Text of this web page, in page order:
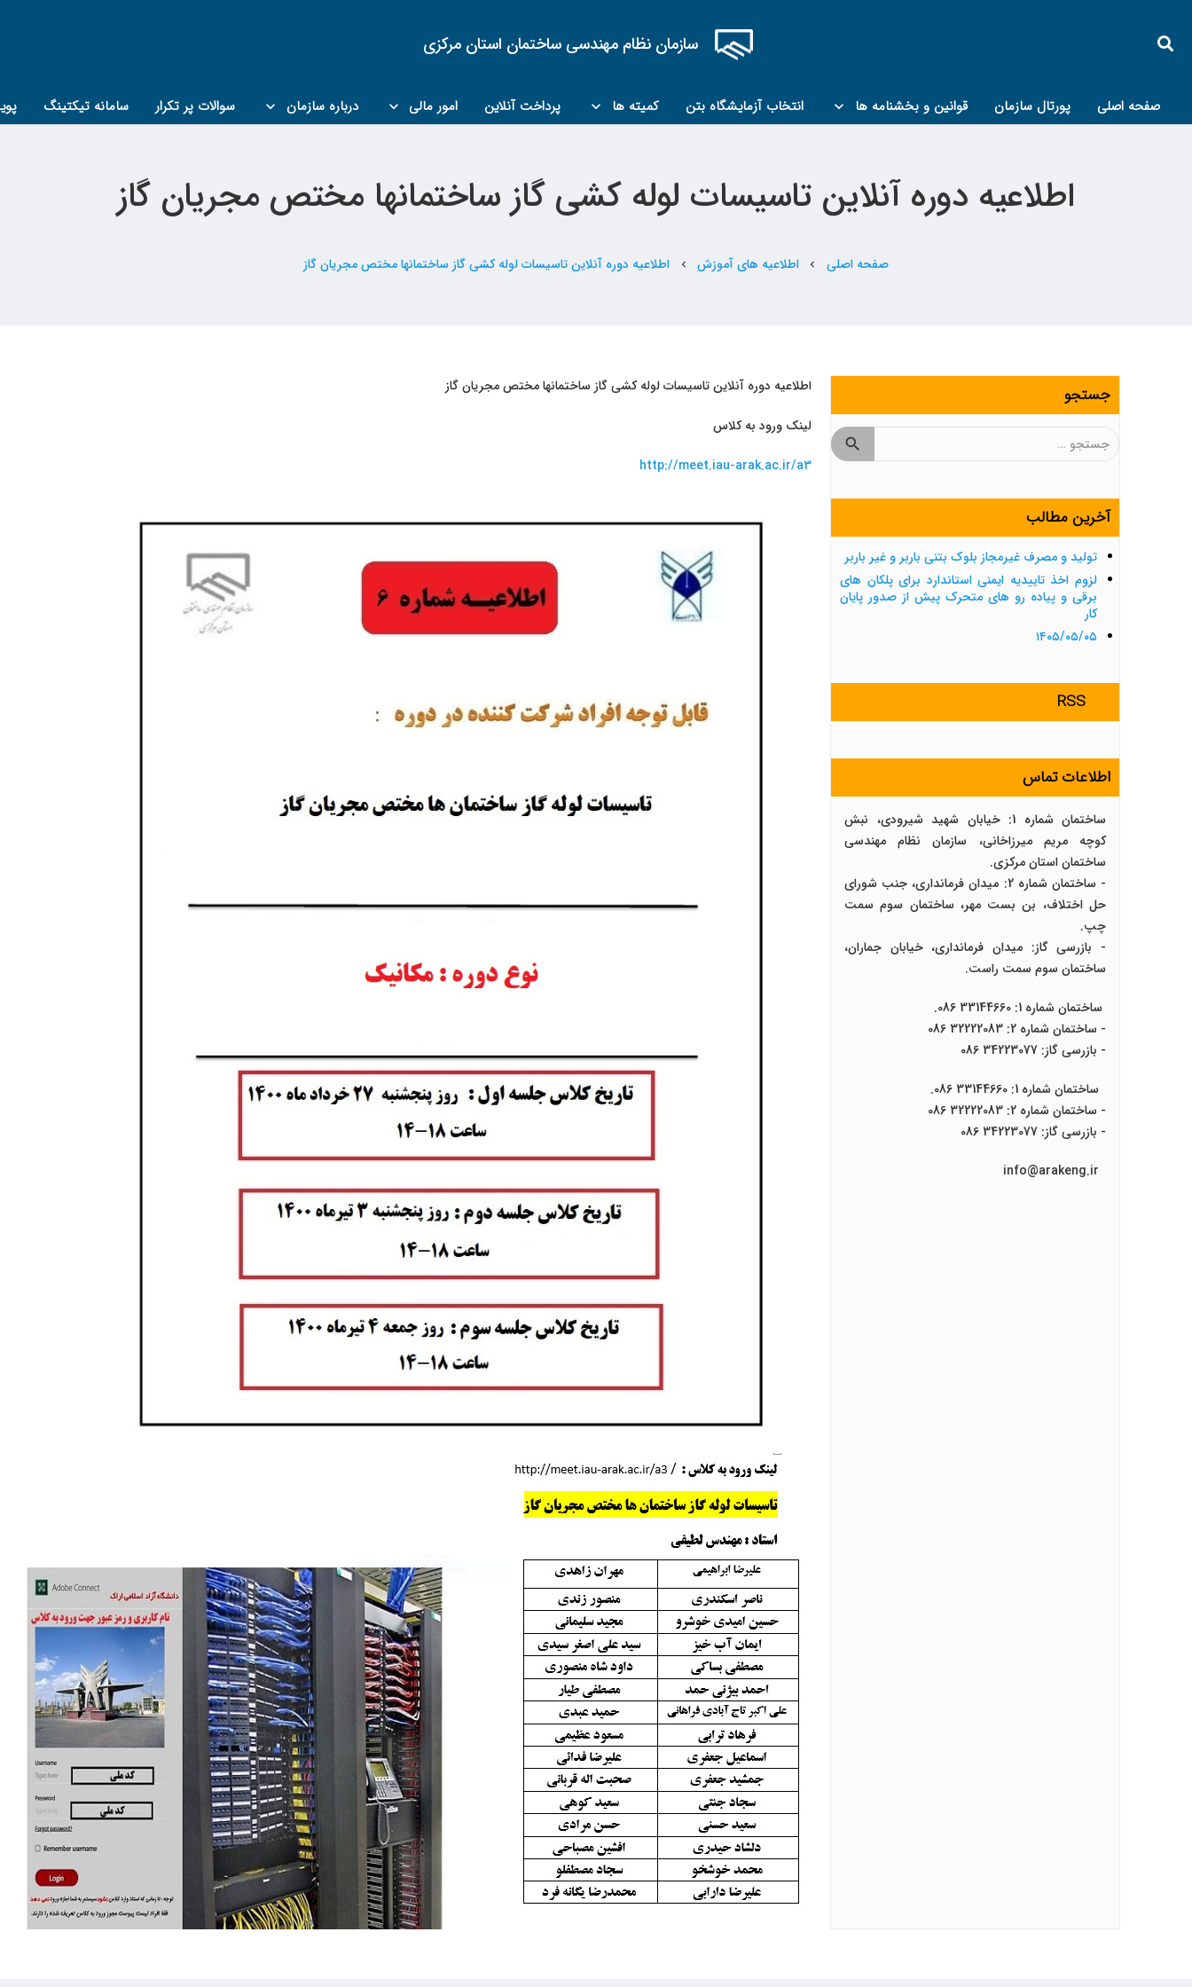
سازمان نظام مهندسی ساختمان استان مرکزی
صفحه اصلی پورتال سازمان قوانین و بخشنامه ها انتخاب آزمایشگاه بتن کمیته ها پرداخت آنلاین امور مالی درباره سازمان سوالات پر تکرار سامانه تیکتینگ
اطلاعیه دوره آنلاین تاسیسات لوله کشی گاز ساختمانها مختص مجریان گاز
صفحه اصلی chevron_left اطلاعیه های آموزش chevron_left اطلاعیه دوره آنلاین تاسیسات لوله کشی گاز ساختمانها مختص مجریان گاز
اطلاعیه دوره آنلاین تاسیسات لوله کشی گاز ساختمانها مختص مجریان گاز
لینک ورود به کلاس
http://meet.iau-arak.ac.ir/a3
جستجو
جستجو
آخرین مطالب
تولید و مصرف غیرمجاز بلوک بتنی باربر و غیر باربر
لزوم اخذ تاییدیه ایمنی استاندارد برای پلکان های
برقی و پیاده رو های متحرک پیش از صدور پایان
کار
۱۴۰۵/۰۵/۰۵
RSS
اطلاعات تماس
ساختمان شماره 1: خیابان شهید شیرودی، نبش
کوچه مریم میرزاخانی، سازمان نظام مهندسی
ساختمان استان مرکزی.
- ساختمان شماره 2: میدان فرمانداری، جنب شورای
حل اختلاف، بن بست مهر، ساختمان سوم سمت
چپ.
- بازرسی گاز: میدان فرمانداری، خیابان جماران،
ساختمان سوم سمت راست.
ساختمان شماره 1: 33144660 086.
- ساختمان شماره 2: 32222083 086
- بازرسی گاز: 34223077 086
ساختمان شماره 1: 33144660 086.
- ساختمان شماره 2: 32222083 086
- بازرسی گاز: 34223077 086